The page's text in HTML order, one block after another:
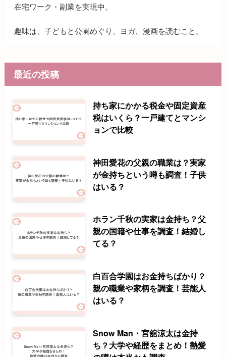
在宅ワーク・副業を実現中。
趣味は、子どもと公園めぐり、ヨガ、漫画を読むこと。
最近の投稿
持ち家にかかる税金や固定資産
税はいくら？一戸建てとマンシ
ョンで比較
神田愛花の父親の職業は？実家
が金持ちという噂も調査！子供
はいる？
ホラン千秋の実家は金持ち？父
親の国籍や仕事を調査！結婚し
てる？
白百合学園はお金持ちばかり？
親の職業や家柄を調査！芸能人
はいる？
Snow Man・宮舘涼太は金持
ち？大学や経歴をまとめ！熱愛